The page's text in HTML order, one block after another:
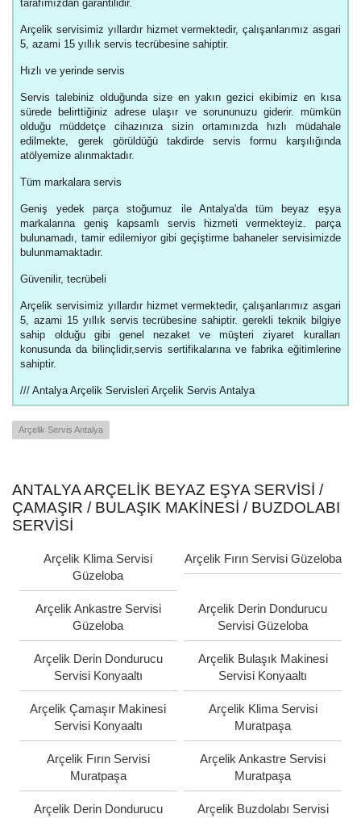
tarafımızdan garantilidir.
Arçelik servisimiz yıllardır hizmet vermektedir, çalışanlarımız asgari
5, azami 15 yıllık servis tecrübesine sahiptir.
Hızlı ve yerinde servis
Servis talebiniz olduğunda size en yakın gezici ekibimiz en kısa
sürede belirttiğiniz adrese ulaşır ve sorununuzu giderir. mümkün
olduğu müddetçe cihazınıza sizin ortamınızda hızlı müdahale
edilmekte, gerek görüldüğü takdirde servis formu karşılığında
atölyemize alınmaktadır.
Tüm markalara servis
Geniş yedek parça stoğumuz ile Antalya'da tüm beyaz eşya
markalarına geniş kapsamlı servis hizmeti vermekteyiz. parça
bulunamadı, tamir edilemiyor gibi geçiştirme bahaneler servisimizde
bulunmamaktadır.
Güvenilir, tecrübeli
Arçelik servisimiz yıllardır hizmet vermektedir, çalışanlarımız asgari
5, azami 15 yıllık servis tecrübesine sahiptir. gerekli teknik bilgiye
sahip olduğu gibi genel nezaket ve müşteri ziyaret kuralları
konusunda da bilinçlidir,servis sertifikalarına ve fabrika eğitimlerine
sahiptir.
/// Antalya Arçelik Servisleri Arçelik Servis Antalya
Arçelik Servis Antalya
ANTALYA ARÇELIK BEYAZ EŞYA SERVISI /
ÇAMAŞIR / BULAŞIK MAKINESI / BUZDOLABI
SERVISI
Arçelik Klima Servisi
Güzeloba
Arçelik Fırın Servisi Güzeloba
Arçelik Ankastre Servisi
Güzeloba
Arçelik Derin Dondurucu
Servisi Güzeloba
Arçelik Derin Dondurucu
Servisi Konyaaltı
Arçelik Bulaşık Makinesi
Servisi Konyaaltı
Arçelik Çamaşır Makinesi
Servisi Konyaaltı
Arçelik Klima Servisi
Muratpaşa
Arçelik Fırın Servisi
Muratpaşa
Arçelik Ankastre Servisi
Muratpaşa
Arçelik Derin Dondurucu Arçelik Buzdolabı Servisi